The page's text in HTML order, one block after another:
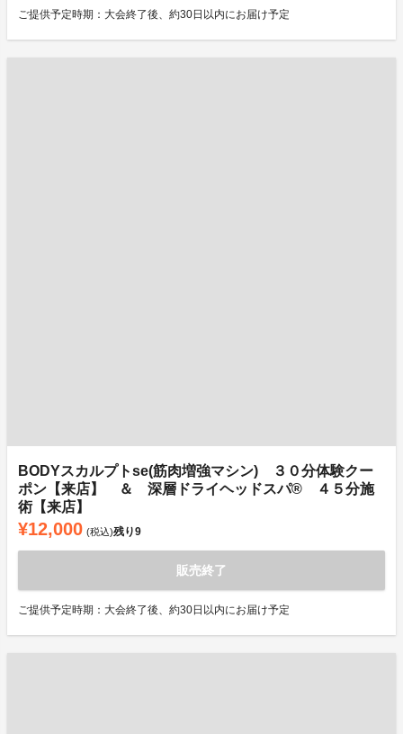
ご提供予定時期：大会終了後、約30日以内にお届け予定
BODYスカルプトse(筋肉増強マシン) ３０分体験クー
ポン【来店】 ＆ 深層ドライヘッドスパ®︎ ４５分施
術【来店】
¥12,000 (税込)残り9
販売終了
ご提供予定時期：大会終了後、約30日以内にお届け予定